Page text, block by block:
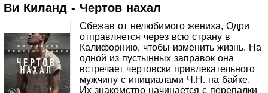
Ви Киланд - Чертов нахал
Сбежав от нелюбимого жениха, Одри
отправляется через всю страну в
Калифорнию, чтобы изменить жизнь. На
одной из пустынных заправок она
встречает чертовски привлекательного
мужчину с инициалами Ч.Н. на байке.
Их знакомство начинается с перепалки